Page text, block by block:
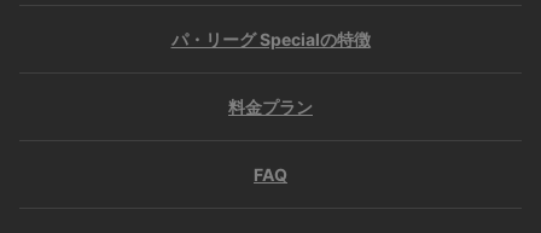
パ・リーグ Specialの特徴
料金プラン
FAQ